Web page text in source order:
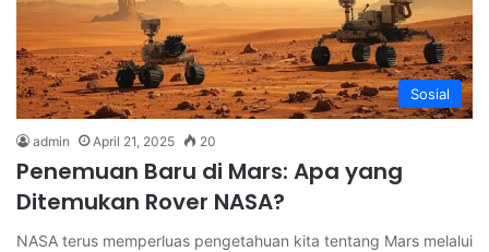
Sosial
admin April 21, 2025 20
Penemuan Baru di Mars: Apa yang
Ditemukan Rover NASA?
NASA terus memperluas pengetahuan kita tentang Mars melalui